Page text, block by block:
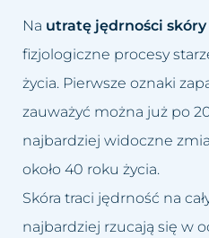
Rozstępy
Rozszerzone
Tłusta cera
Trądzik różowaty
Utrata jędrności
Odmładzanie
Peelingi
Peeling
Podnoszenie
Powiększanie
Na utratę jędrności skóry
fizjologiczne procesy
życia. Pierwsze oznaki
zauważyć można już po
najbardziej widoczne
około 40 roku życia.
Skóra traci jędrność na
najbardziej rzucają się w